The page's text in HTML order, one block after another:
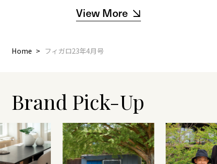
View More
Home フィガロ23年4月号
Brand Pick-Up